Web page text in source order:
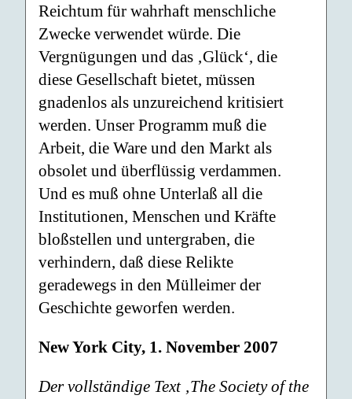
Reichtum für wahrhaft menschliche
Zwecke verwendet würde. Die
Vergnügungen und das ‚Glück‘, die
diese Gesellschaft bietet, müssen
gnadenlos als unzureichend kritisiert
werden. Unser Programm muß die
Arbeit, die Ware und den Markt als
obsolet und überflüssig verdammen.
Und es muß ohne Unterlaß all die
Institutionen, Menschen und Kräfte
bloßstellen und untergraben, die
verhindern, daß diese Relikte
geradewegs in den Mülleimer der
Geschichte geworfen werden.
New York City, 1. November 2007
Der vollständige Text ‚The Society of the